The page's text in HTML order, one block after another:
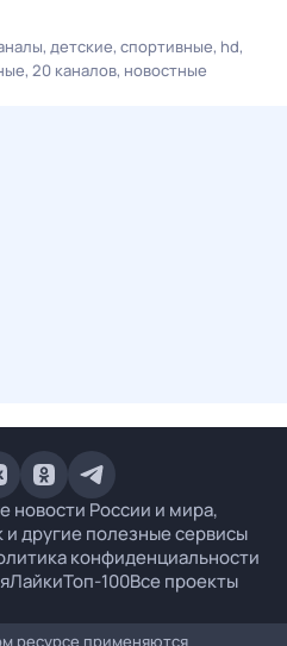
детские спортивные hd
20 каналов новостные
новости России и мира,
и другие полезные сервисы
конфиденциальности
ЛайкиТоп-100Все проекты
ресурсе применяются